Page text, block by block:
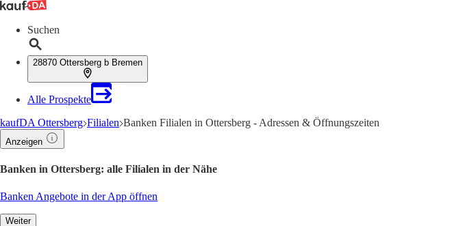
Suchen
28870 Ottersberg b Bremen
Alle Prospekte
kaufDA Ottersberg Filialen Banken Filialen in Ottersberg - Adressen & Öffnungszeiten
Anzeigen
Banken in Ottersberg: alle Filialen in der Nähe
Banken Angebote in der App öffnen
Weiter